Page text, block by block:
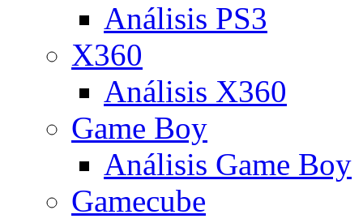
Análisis PS3
X360
Análisis X360
Game Boy
Análisis Game Boy
Gamecube